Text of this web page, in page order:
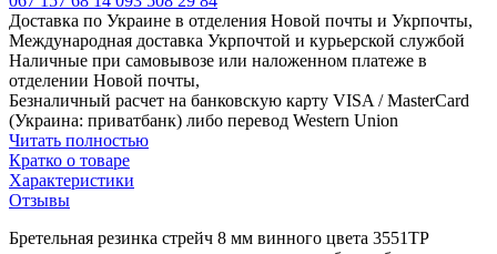
Доставка по Украине в отделения Новой почты и Укрпочты,
Международная доставка Укрпочтой и курьерской службой
Наличные при самовывозе или наложенном платеже в
отделении Новой почты,
Безналичный расчет на банковскую карту VISA / MasterCard
(Украина: приватбанк) либо перевод Western Union
Читать полностью
Кратко о товаре
Характеристики
Отзывы
Бретельная резинка стрейч 8 мм винного цвета 3551ТР